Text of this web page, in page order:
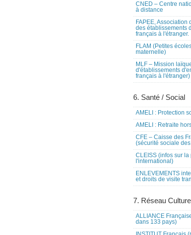
CNED – Centre
à distance
FAPEE,
des établissements
français à l'étranger.
FLAM (Petites
maternelle)
MLF – Mission
d'établissements
français à l'étranger)
6. Santé / Social
AMELI : Protection
AMELI : Retraite
CFE – Caisse des
(sécurité sociale
CLEISS (infos sur
l'international)
ENLEVEMENTS
et droits de visite
7. Réseau
ALLIANCE
dans 133 pays)